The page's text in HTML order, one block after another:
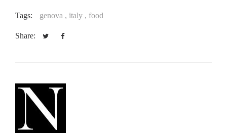
Tags: genova , italy , food
Share: